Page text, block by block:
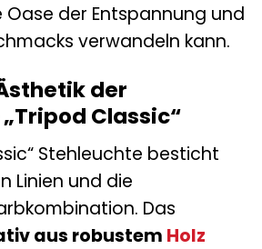
Oase der Entspannung und
verwandeln kann.
der
Classic“
Stehleuchte besticht
Linien und die
Das
aus robustem Holz